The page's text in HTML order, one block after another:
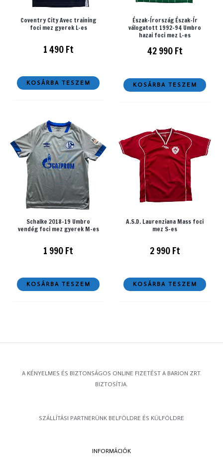
Coventry City Avec training
foci mez gyerek L-es
1 490Ft
KOSÁRBA TESZEM
Észak-Írország Észak-Ír
válogatott 1992-94 Umbro
hazai foci mez L-es
42 990Ft
KOSÁRBA TESZEM
Schalke 2018-19 Umbro
vendég foci mez gyerek M-es
1 990Ft
KOSÁRBA TESZEM
A.S.D. Laurenziana Mass foci
mez S-es
2 990Ft
KOSÁRBA TESZEM
A KÉNYELMES ÉS BIZTONSÁGOS ONLINE FIZETÉST A BARION ZRT.
BIZTOSÍTJA.
SZÁLLÍTÁSI PARTNERÜNK BELFÖLDRE ÉS KÜLFÖLDRE
INFORMÁCIÓK